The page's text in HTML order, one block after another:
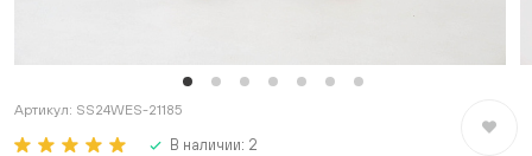
Артикул: SS24WES-21185
В наличии: 2
В